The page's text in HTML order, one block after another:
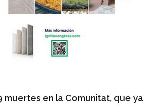
en la Comunitat, que ya